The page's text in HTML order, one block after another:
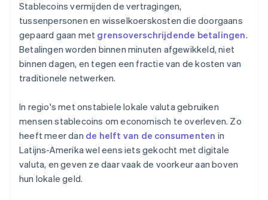
Stablecoins vermijden de vertragingen,
tussenpersonen en wisselkoerskosten die doorgaans
gepaard gaan met grensoverschrijdende betalingen.
Betalingen worden binnen minuten afgewikkeld, niet
binnen dagen, en tegen een fractie van de kosten van
traditionele netwerken.
In regio's met onstabiele lokale valuta gebruiken
mensen stablecoins om economisch te overleven. Zo
heeft meer dan de helft van de consumenten in
Latijns-Amerika wel eens iets gekocht met digitale
valuta, en geven ze daar vaak de voorkeur aan boven
hun lokale geld.